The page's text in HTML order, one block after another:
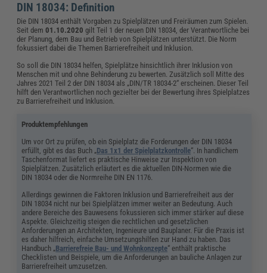
DIN 18034: Definition
Die DIN 18034 enthält Vorgaben zu Spielplätzen und Freiräumen zum Spielen.
Seit dem01.10.2020 gilt Teil 1 der neuen DIN 18034, der Verantwortliche bei
der Planung, dem Bau und Betrieb von Spielplätzen unterstützt. Die Norm
fokussiert dabei die Themen Barrierefreiheit und Inklusion.
So soll die DIN 18034 helfen, Spielplätze hinsichtlich ihrer Inklusion von
Menschen mit und ohne Behinderung zu bewerten. Zusätzlich soll Mitte des
Jahres 2021 Teil 2 der DIN 18034 als „DIN/TR 18034-2“ erscheinen. Dieser Teil
hilft den Verantwortlichen noch gezielter bei der Bewertung ihres Spielplatzes
zu Barrierefreiheit und Inklusion.
Produktempfehlungen
Um vor Ort zu prüfen, ob ein Spielplatz die Forderungen der DIN 18034
erfüllt, gibt es das Buch „Das 1x1 der Spielplatzkontrolle“. In handlichem
Taschenformat liefert es praktische Hinweise zur Inspektion von
Spielplätzen. Zusätzlich erläutert es die aktuellen DIN-Normen wie die
DIN 18034 oder die Normreihe DIN EN 1176.
Allerdings gewinnen die Faktoren Inklusion und Barrierefreiheit aus der
DIN 18034 nicht nur bei Spielplätzen immer weiter an Bedeutung. Auch
andere Bereiche des Bauwesens fokussieren sich immer stärker auf diese
Aspekte. Gleichzeitig steigen die rechtlichen und gesetzlichen
Anforderungen an Architekten, Ingenieure und Bauplaner. Für die Praxis ist
es daher hilfreich, einfache Umsetzungshilfen zur Hand zu haben. Das
Handbuch „Barrierefreie Bau- und Wohnkonzepte“ enthält praktische
Checklisten und Beispiele, um die Anforderungen an bauliche Anlagen zur
Barrierefreiheit umzusetzen.